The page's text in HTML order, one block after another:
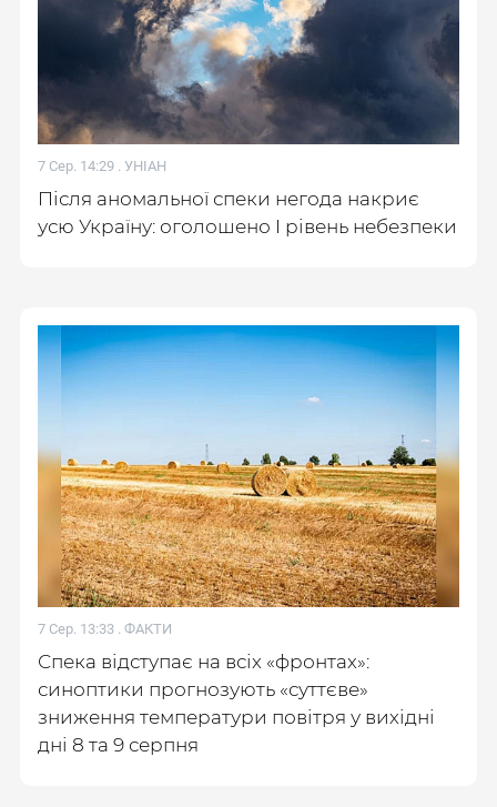
7 Сер. 14:29 . УНІАН
Після аномальної спеки негода накриє
усю Україну: оголошено І рівень небезпеки
7 Сер. 13:33 . ФАКТИ
Спека відступає на всіх «фронтах»:
синоптики прогнозують «суттєве»
зниження температури повітря у вихідні
дні 8 та 9 серпня